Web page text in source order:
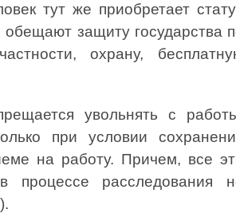
тут же приобретает
защиту государства
охрану,
увольнять с
при условии
на работу. Причем, все
расследования